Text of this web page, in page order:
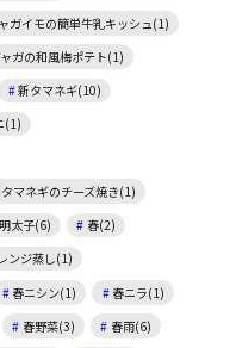
ガイモの簡単牛乳キッシュ(1)
ガの和風梅ポテト(1)
新タマネギ(10)
(1)
マネギのチーズ焼き(1)
明太子(6)
春(2)
ンジ蒸し(1)
春ニシン(1)
春ニラ(1)
春野菜(3)
春雨(6)